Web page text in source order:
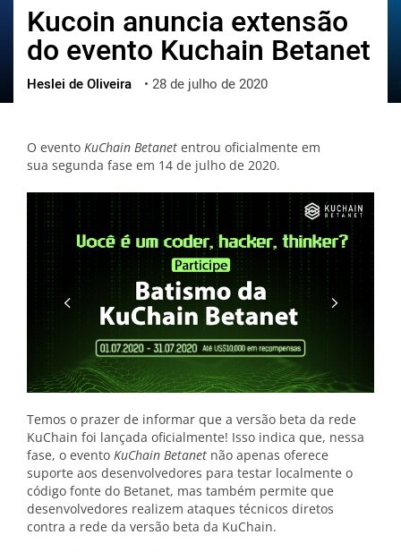
العربية
ไทย
ქართული
Kucoin anuncia extensão
do evento Kuchain Betanet
Heslei de Oliveira • 28 de julho de 2020
O evento KuChain Betanet entrou oficialmente em
sua segunda fase em 14 de julho de 2020.
Temos o prazer de informar que a versão beta da rede
KuChain foi lançada oficialmente! Isso indica que, nessa
fase, o evento KuChain Betanet não apenas oferece
suporte aos desenvolvedores para testar localmente o
código fonte do Betanet, mas também permite que
desenvolvedores realizem ataques técnicos diretos
contra a rede da versão beta da KuChain.